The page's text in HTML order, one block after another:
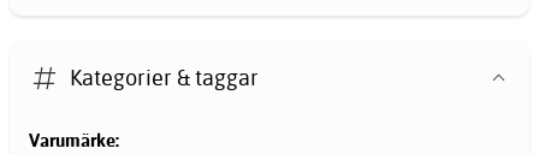
Kategorier & taggar
Varumärke: